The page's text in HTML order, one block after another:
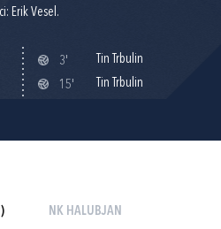
Erik Vesel.
3'
Tin Trbulin
15'
Tin Trbulin
NK HALUBJAN